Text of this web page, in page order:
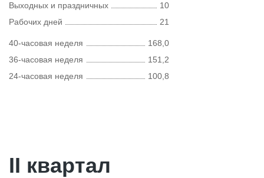
Выходных и праздничных
10
Рабочих дней
21
40-часовая неделя
168,0
36-часовая неделя
151,2
24-часовая неделя
100,8
II квартал